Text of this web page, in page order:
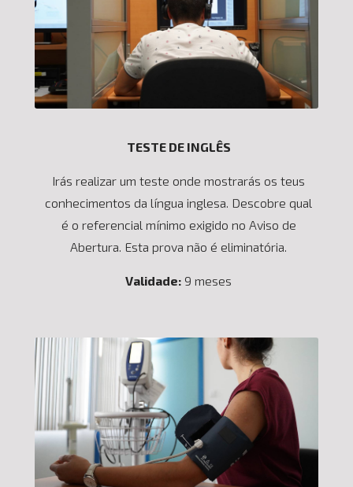
TESTE DE INGLÊS
Irás realizar um teste onde mostrarás os teus
conhecimentos da língua inglesa. Descobre qual
é o referencial mínimo exigido no Aviso de
Abertura. Esta prova não é eliminatória.
Validade: 9 meses